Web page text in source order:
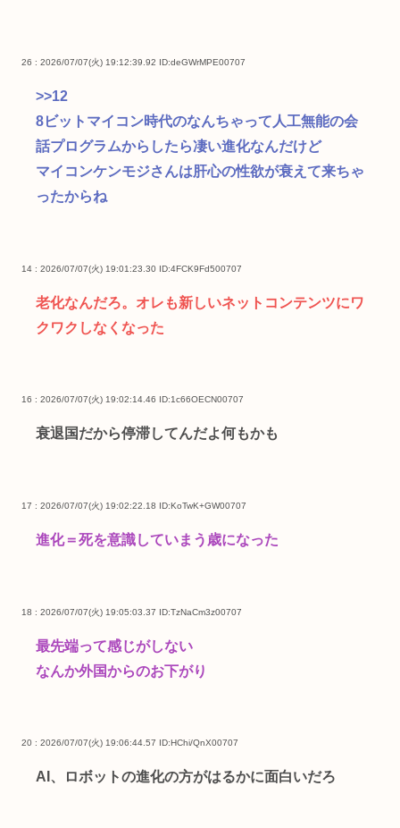
26 : 2026/07/07(火) 19:12:39.92 ID:deGWrMPE00707
>>12
8ビットマイコン時代のなんちゃって人工無能の会
話プログラムからしたら凄い進化なんだけど
マイコンケンモジさんは肝心の性欲が衰えて来ちゃ
ったからね
14 : 2026/07/07(火) 19:01:23.30 ID:4FCK9Fd500707
老化なんだろ。オレも新しいネットコンテンツにワ
クワクしなくなった
16 : 2026/07/07(火) 19:02:14.46 ID:1c66OECN00707
衰退国だから停滞してんだよ何もかも
17 : 2026/07/07(火) 19:02:22.18 ID:KoTwK+GW00707
進化＝死を意識していまう歳になった
18 : 2026/07/07(火) 19:05:03.37 ID:TzNaCm3z00707
最先端って感じがしない
なんか外国からのお下がり
20 : 2026/07/07(火) 19:06:44.57 ID:HChi/QnX00707
AI、ロボットの進化の方がはるかに面白いだろ